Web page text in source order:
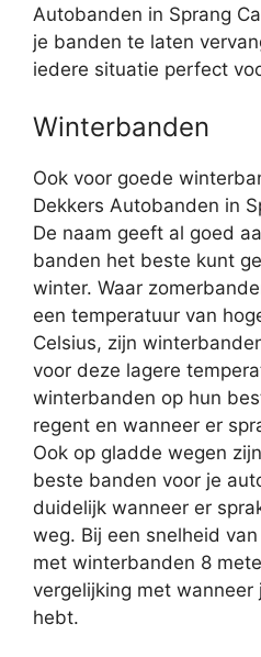
Autobanden in Sprang
je banden te laten
iedere situatie perfect
Winterbanden
Ook voor goede
Dekkers Autobanden in
De naam geeft al goed
banden het beste kunt
winter. Waar
een temperatuur van
Celsius, zijn
voor deze lagere
winterbanden op hun
regent en wanneer er
Ook op gladde wegen
beste banden voor je
duidelijk wanneer er
weg. Bij een snelheid
met winterbanden 8
vergelijking met
hebt.